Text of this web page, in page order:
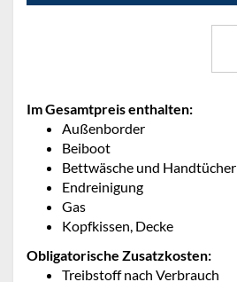
Im Gesamtpreis enthalten:
Außenborder
Beiboot
Bettwäsche und Handtücher
Endreinigung
Gas
Kopfkissen, Decke
Obligatorische Zusatzkosten:
Treibstoff nach Verbrauch